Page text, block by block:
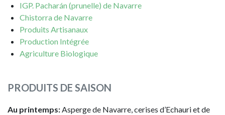
IGP. Pacharán (prunelle) de Navarre
Chistorra de Navarre
Produits Artisanaux
Production Intégrée
Agriculture Biologique
PRODUITS DE SAISON
Au printemps:Asperge de Navarre, cerises d’Echauri et de